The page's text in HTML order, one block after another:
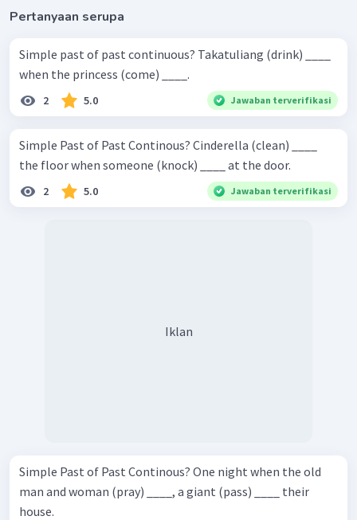
Pertanyaan serupa
Simple past of past continuous? Takatuliang (drink) ____
when the princess (come) ____.
2 5.0 Jawaban terverifikasi
Simple Past of Past Continous? Cinderella (clean) ____
the floor when someone (knock) ____ at the door.
2 5.0 Jawaban terverifikasi
Iklan
Simple Past of Past Continous? One night when the old
man and woman (pray) ____, a giant (pass) ____ their
house.